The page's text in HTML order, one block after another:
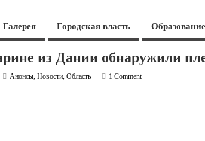
Галерея Городская власть Образование
из Дании обнаружили
Анонсы,Новости,Область
1 Comment